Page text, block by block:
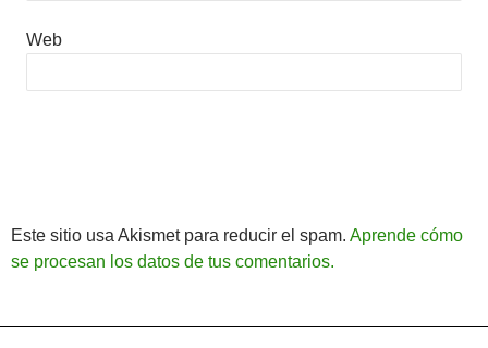
Web
Este sitio usa Akismet para reducir el spam. Aprende cómo
se procesan los datos de tus comentarios.